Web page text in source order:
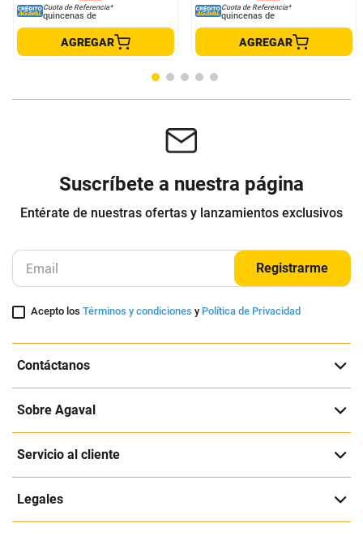
Cuota de Referencia*
quincenas de
AGREGAR
Cuota de Referencia*
quincenas de
AGREGAR
Suscríbete a nuestra página
Entérate de nuestras ofertas y lanzamientos exclusivos
Registrarme
Acepto losTérminos y condiciones y Política de Privacidad
Contáctanos
Sobre Agaval
Servicio al cliente
Legales